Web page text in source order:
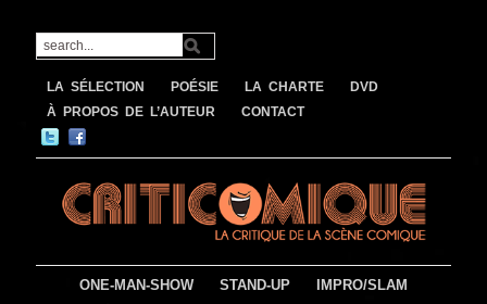
LA SÉLECTION POÉSIE LA CHARTE
DVD
À PROPOS DE L’AUTEUR
CONTACT
ONE-MAN-SHOW STAND-UP
IMPRO/SLAM